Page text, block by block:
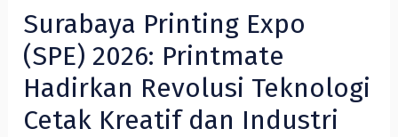
Surabaya Printing Expo
(SPE) 2026: Printmate
Hadirkan Revolusi Teknologi
Cetak Kreatif dan Industri